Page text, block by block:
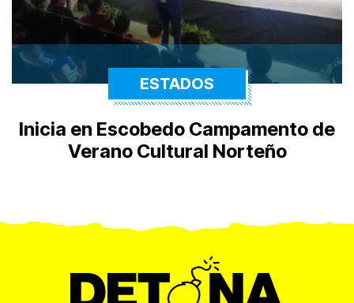
ESTADOS
Inicia en Escobedo Campamento de
Verano Cultural Norteño